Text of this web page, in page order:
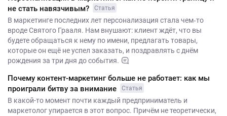
не стать навязчивым?
Статья
В маркетинге последних лет персонализация стала чем‑то
вроде Святого Грааля. Нам внушают: клиент ждёт, что вы
будете обращаться к нему по имени, предлагать товары,
которые он ещё не успел заказать, и поздравлять с днём
рождения за три дня до события.
Почему контент-маркетинг больше не работает: как мы
проиграли битву за внимание
Статья
В какой-то момент почти каждый предприниматель и
маркетолог упирается в этот вопрос. Причём не теоретически,